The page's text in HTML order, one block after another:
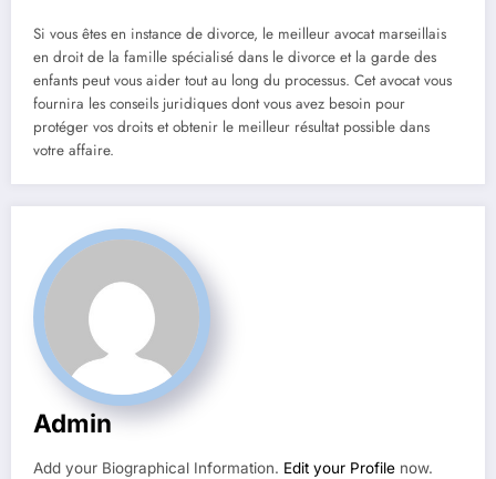
Si vous êtes en instance de divorce, le meilleur avocat marseillais
en droit de la famille spécialisé dans le divorce et la garde des
enfants peut vous aider tout au long du processus. Cet avocat vous
fournira les conseils juridiques dont vous avez besoin pour
protéger vos droits et obtenir le meilleur résultat possible dans
votre affaire.
Admin
Add your Biographical Information. Edit your Profile now.